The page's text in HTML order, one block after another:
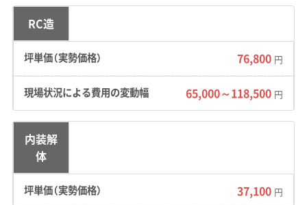
から2倍近くまで上がってしまう可能性があり
ます。
運営者 稲垣
東武動物公園駅の周辺のように再
開発が進むエリアでは、古い建物も
で見てきた事例では、調査や除去の
費用が見積もりに入っておらず、後
RC造
76,800 円
65,000～118,500 円
内装解
体
37,100 円